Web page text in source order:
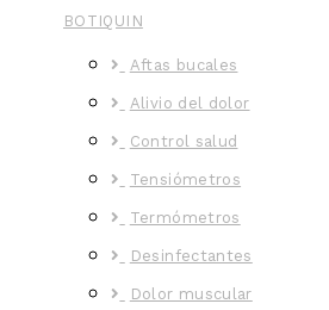
BOTIQUIN
Aftas bucales
Alivio del dolor
Control salud
Tensiómetros
Termómetros
Desinfectantes
Dolor muscular